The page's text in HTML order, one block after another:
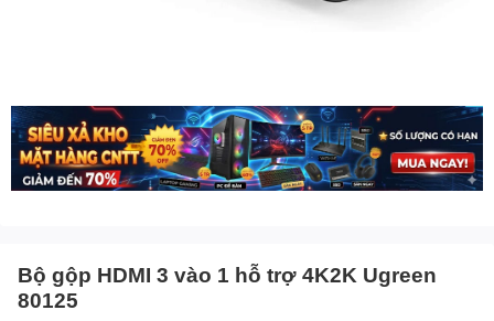
Bộ gộp HDMI 3 vào 1 hỗ trợ 4K2K Ugreen
80125